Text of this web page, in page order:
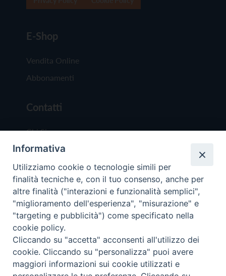
E-Shop
Vendita Online
Abbonamenti
Contatti
Chi Siamo
Redazione
Scrivici
Copyright © 2019 - Tutti i diritti riservati - Vita
Trentina Editrice
Privacy Policy
Informativa
Utilizziamo cookie o tecnologie simili per
finalità tecniche e, con il tuo consenso, anche per
altre finalità ("interazioni e funzionalità semplici",
"miglioramento dell'esperienza", "misurazione" e
"targeting e pubblicità") come specificato nella
cookie policy.
Cliccando su "accetta" acconsenti all'utilizzo dei
cookie. Cliccando su "personalizza" puoi avere
maggiori informazioni sui cookie utilizzati e